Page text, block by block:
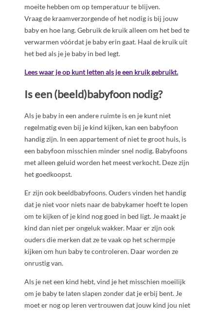
moeite hebben om op temperatuur te blijven.
Vraag de kraamverzorgende of het nodig is bij jouw
baby en hoe lang. Gebruik de kruik alleen om het bed te
verwarmen vóórdat je baby erin gaat. Haal de kruik uit
het bed als je je baby in bed legt.
Lees waar je op kunt letten als je een kruik gebruikt.
Is een (beeld)babyfoon nodig?
Als je baby in een andere ruimte is en je kunt niet
regelmatig even bij je kind kijken, kan een babyfoon
handig zijn. In een appartement of niet te groot huis, is
een babyfoon misschien minder snel nodig. Babyfoons
met alleen geluid worden het meest verkocht. Deze zijn
het goedkoopst.
Er zijn ook beeldbabyfoons. Ouders vinden het handig
dat je niet voor niets naar de babykamer hoeft te lopen
om te kijken of je kind nog goed in bed ligt. Je maakt je
kind dan niet per ongeluk wakker. Maar er zijn ook
ouders die merken dat ze te vaak op het schermpje
kijken om hun baby te controleren. Daar worden ze
onrustig van.
Als je net een kind hebt, vind je het misschien moeilijk
om je baby te laten slapen zonder dat je erbij bent. Je
moet er nog op leren vertrouwen dat jouw kind jou niet